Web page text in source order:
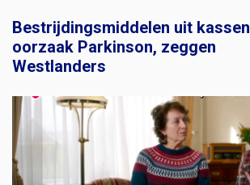
Bestrijdingsmiddelen uit kassen
oorzaak Parkinson, zeggen
Westlanders